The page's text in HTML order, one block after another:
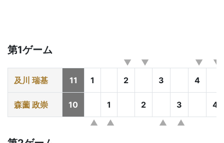
第1ゲーム
及川 瑞基 11 1 2 3 4
森薗 政崇 10 1 2 3 4